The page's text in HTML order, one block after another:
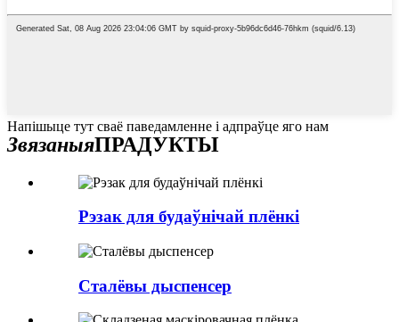
Напішыце тут сваё паведамленне і адпраўце яго нам
ЗвязаныяПРАДУКТЫ
Рэзак для будаўнічай плёнкі
Сталёвы дыспенсер